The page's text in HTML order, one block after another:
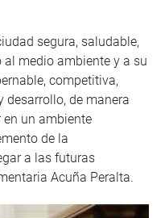
segura, saludable,
medio ambiente y a su
competitiva,
desarrollo, de manera
un ambiente
de la
a las futuras
Acuña Peralta.